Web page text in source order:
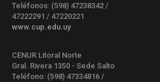
Teléfonos: (598) 47238342 /
47222291 / 47220221
www.cup.edu.uy
CENUR Litoral Norte
Gral. Rivera 1350 - Sede Salto
Teléfono: (598) 47334816 /